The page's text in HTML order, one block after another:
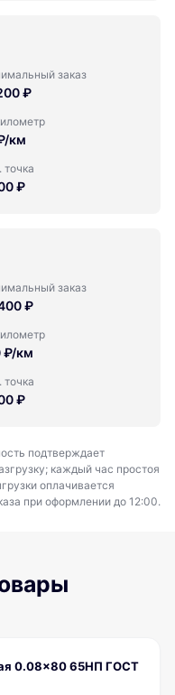
заказ
₽
км
точка
₽
заказ
₽
₽/км
точка
₽
подтверждает
каждый час простоя
оплачивается
при оформлении до 12:00.
0.08x80 65НП ГОСТ